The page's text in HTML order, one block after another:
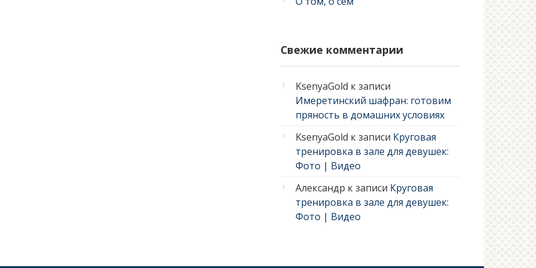
Свежие комментарии
KsenyaGold к записи
Имеретинский шафран: готовим
пряность в домашних условиях
KsenyaGold к записи Круговая
тренировка в зале для девушек:
Фото | Видео
Александр к записи Круговая
тренировка в зале для девушек:
Фото | Видео